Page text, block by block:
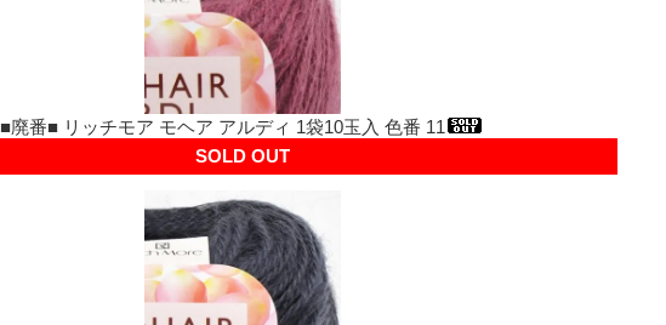
■廃番■ リッチモア モヘア アルディ 1袋10玉入 色番 11
SOLD OUT